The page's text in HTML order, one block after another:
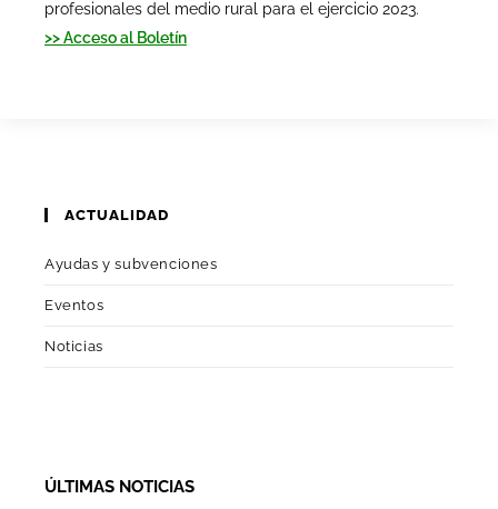
profesionales del medio rural para el ejercicio 2023.
>> Acceso al Boletín
ACTUALIDAD
Ayudas y subvenciones
Eventos
Noticias
ÚLTIMAS NOTICIAS